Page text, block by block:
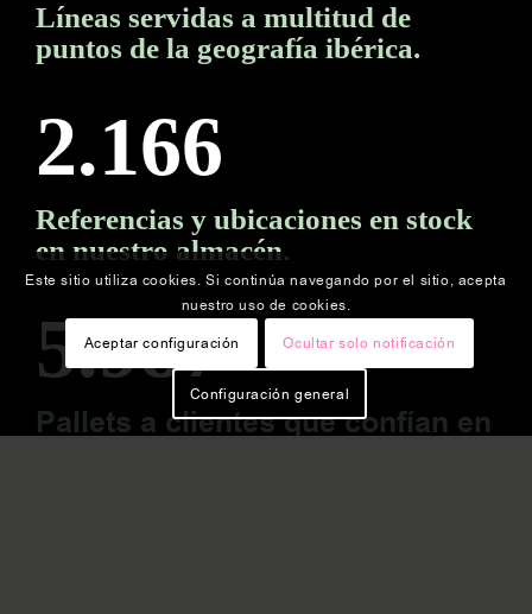
Líneas servidas a multitud de
puntos de la geografía ibérica.
2.166
Referencias y ubicaciones en stock
en nuestro almacén.
5.987
Pallets a clientes que confían en
Este sitio utiliza cookies. Si continúa navegando por el sitio, acepta
nuestro uso de cookies.
Aceptar configuración Ocultar solo notificación
Configuración general